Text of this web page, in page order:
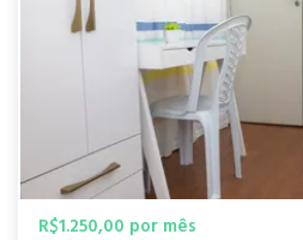
R$1.250,00 por mês